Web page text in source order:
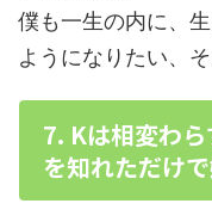
僕も一生の内に、
ようになりたい、
7. Kは相変わ
を知れただけ